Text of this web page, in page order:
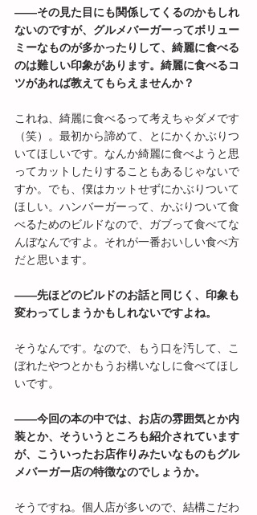
――その見た目にも関係してくるのかもしれ
ないのですが、グルメバーガーってボリュー
ミーなものが多かったりして、綺麗に食べる
のは難しい印象があります。綺麗に食べるコ
ツがあれば教えてもらえませんか？
これね、綺麗に食べるって考えちゃダメです
（笑）。最初から諦めて、とにかくかぶりつ
いてほしいです。なんか綺麗に食べようと思
ってカットしたりすることもあるじゃないで
すか。でも、僕はカットせずにかぶりついて
ほしい。ハンバーガーって、かぶりついて食
べるためのビルドなので、ガブって食べてな
んぼなんですよ。それが一番おいしい食べ方
だと思います。
――先ほどのビルドのお話と同じく、印象も
変わってしまうかもしれないですよね。
そうなんです。なので、もう口を汚して、こ
ぼれたやつとかもうお構いなしに食べてほし
いです。
――今回の本の中では、お店の雰囲気とか内
装とか、そういうところも紹介されています
が、こういったお店作りみたいなものもグル
メバーガー店の特徴なのでしょうか。
そうですね。個人店が多いので、結構こだわ